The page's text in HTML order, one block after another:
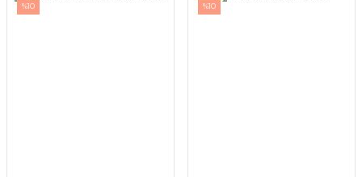
%10 %10